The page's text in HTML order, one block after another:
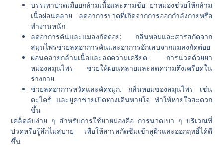
บรรเทาปวดเมื่อยกล้ามเนื้อและตามข้อ: ยาหม่องช่วยให้กล้าม
เนื้อผ่อนคลาย ลดอาการปวดที่เกิดจากการออกกำลังกายหรือ
ทำงานหนัก
ลดอาการคันและแมลงกัดต่อย: กลิ่นหอมและสารสกัดจาก
สมุนไพรช่วยลดอาการคันและอาการอักเสบจากแมลงกัดต่อย
ผ่อนคลายกล้ามเนื้อและลดความเครียด: การนวดด้วยยา
หม่องสมุนไพร ช่วยให้ผ่อนคลายและลดความตึงเครียดใน
ร่างกาย
ช่วยลดอาการหวัดและคัดจมูก: กลิ่นหอมของสมุนไพร เช่น
ตะไคร้ และยูคาช่วยเปิดทางเดินหายใจ ทำให้หายใจสะดวก
ขึ้น
เคล็ดลับง่าย ๆ สำหรับการใช้ยาหม่องคือ การนวดเบา ๆ บริเวณที่
ปวดหรือรู้สึกไม่สบาย เพื่อให้สารสกัดซึมเข้าสู่ผิวและออกฤทธิ์ได้ดี
ขึ้น